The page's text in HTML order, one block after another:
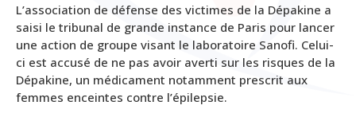
L’association de défense des victimes de la Dépakine a
saisi le tribunal de grande instance de Paris pour lancer
une action de groupe visant le laboratoire Sanofi. Celui-
ci est accusé de ne pas avoir averti sur les risques de la
Dépakine, un médicament notamment prescrit aux
femmes enceintes contre l’épilepsie.